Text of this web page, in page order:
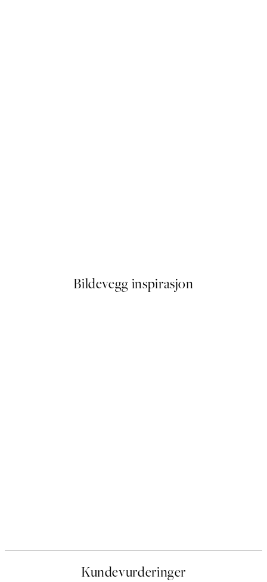
Bildevegg inspirasjon
Kundevurderinger